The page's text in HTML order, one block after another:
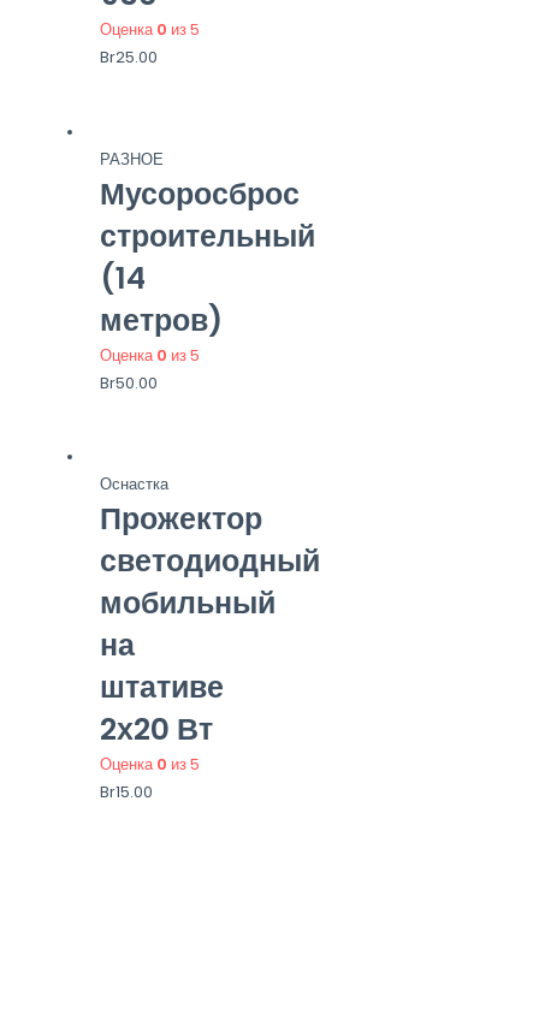
Оценка0 из 5
Br25.00
РАЗНОЕ
Мусоросброс
строительный
(14
метров)
Оценка0 из 5
Br50.00
Оснастка
Прожектор
светодиодный
мобильный
на
штативе
2х20 Вт
Оценка0 из 5
Br15.00